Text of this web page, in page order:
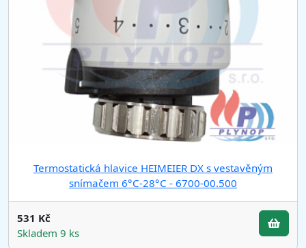
Termostatická hlavice HEIMEIER DX s vestavěným
snímačem 6°C-28°C - 6700-00.500
531 Kč
Skladem 9 ks